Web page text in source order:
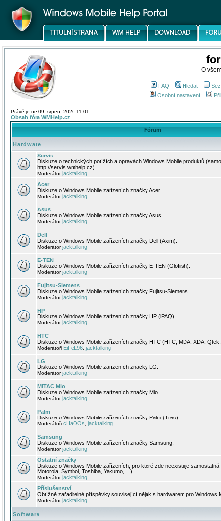
O
FAQ Hledat
Osobní nastavení
Právě je ne 09. srpen, 2026 11:01
Obsah fóra WMHelp.cz
Fórum
Hardware
Servis
Diskuze o technických potížích a opravách Windows Mobile produktů
http://servis.wmhelp.cz).
Moderátorjacktalking
Acer
Diskuze o Windows Mobile zařízeních značky Acer.
Moderátorjacktalking
Asus
Diskuze o Windows Mobile zařízeních značky Asus.
Moderátorjacktalking
Dell
Diskuze o Windows Mobile zařízeních značky Dell (Axim).
Moderátorjacktalking
E-TEN
Diskuze o Windows Mobile zařízeních značky E-TEN (Glofiish).
Moderátorjacktalking
Fujitsu-Siemens
Diskuze o Windows Mobile zařízeních značky Fujitsu-Siemens.
Moderátorjacktalking
HP
Diskuze o Windows Mobile zařízeních značky HP (iPAQ).
Moderátorjacktalking
HTC
Diskuze o Windows Mobile zařízeních značky HTC (HTC, MDA, XDA,
Moderátoři EiFeL96 jacktalking
LG
Diskuze o Windows Mobile zařízeních značky LG.
Moderátorjacktalking
MiTAC Mio
Diskuze o Windows Mobile zařízeních značky Mio.
Moderátorjacktalking
Palm
Diskuze o Windows Mobile zařízeních značky Palm (Treo).
Moderátoři cHaOOs jacktalking
Samsung
Diskuze o Windows Mobile zařízeních značky Samsung.
Moderátorjacktalking
Ostatní značky
Diskuze o Windows Mobile zařízeních, pro které zde neexistuje
Motorola, Symbol, Toshiba, Yakumo, ...).
Moderátorjacktalking
Příslušenství
Obtížně zařaditelné příspěvky související nějak s hardwarem pro Windows
Moderátorjacktalking
Software